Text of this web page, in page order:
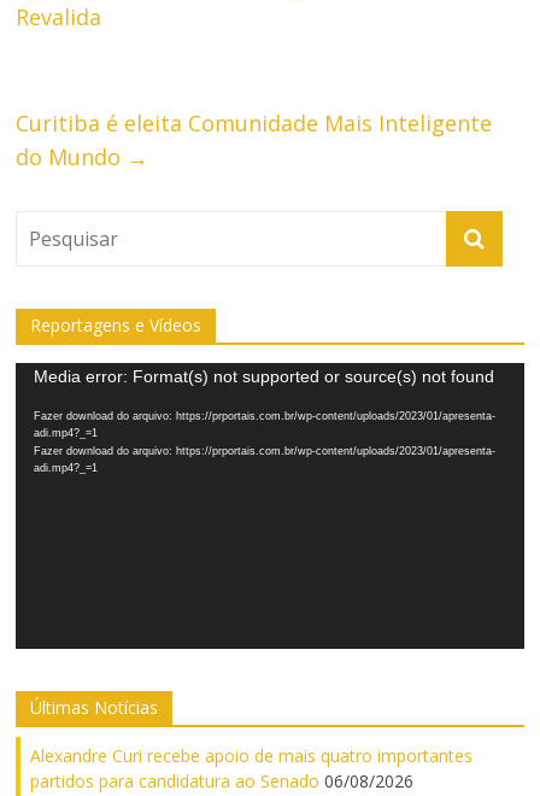
Revalida
Curitiba é eleita Comunidade Mais Inteligente
do Mundo →
Reportagens e Vídeos
Tocador
vídeo
Media error: Format(s) not supported or source(s) not found
Fazer download do arquivo: https://prportais.com.br/wp-content/uploads/2023/01/apresenta-
adi.mp4?_=1
Fazer download do arquivo: https://prportais.com.br/wp-content/uploads/2023/01/apresenta-
adi.mp4?_=1
Últimas Notícias
Alexandre Curi recebe apoio de mais quatro importantes
partidos para candidatura ao Senado 06/08/2026